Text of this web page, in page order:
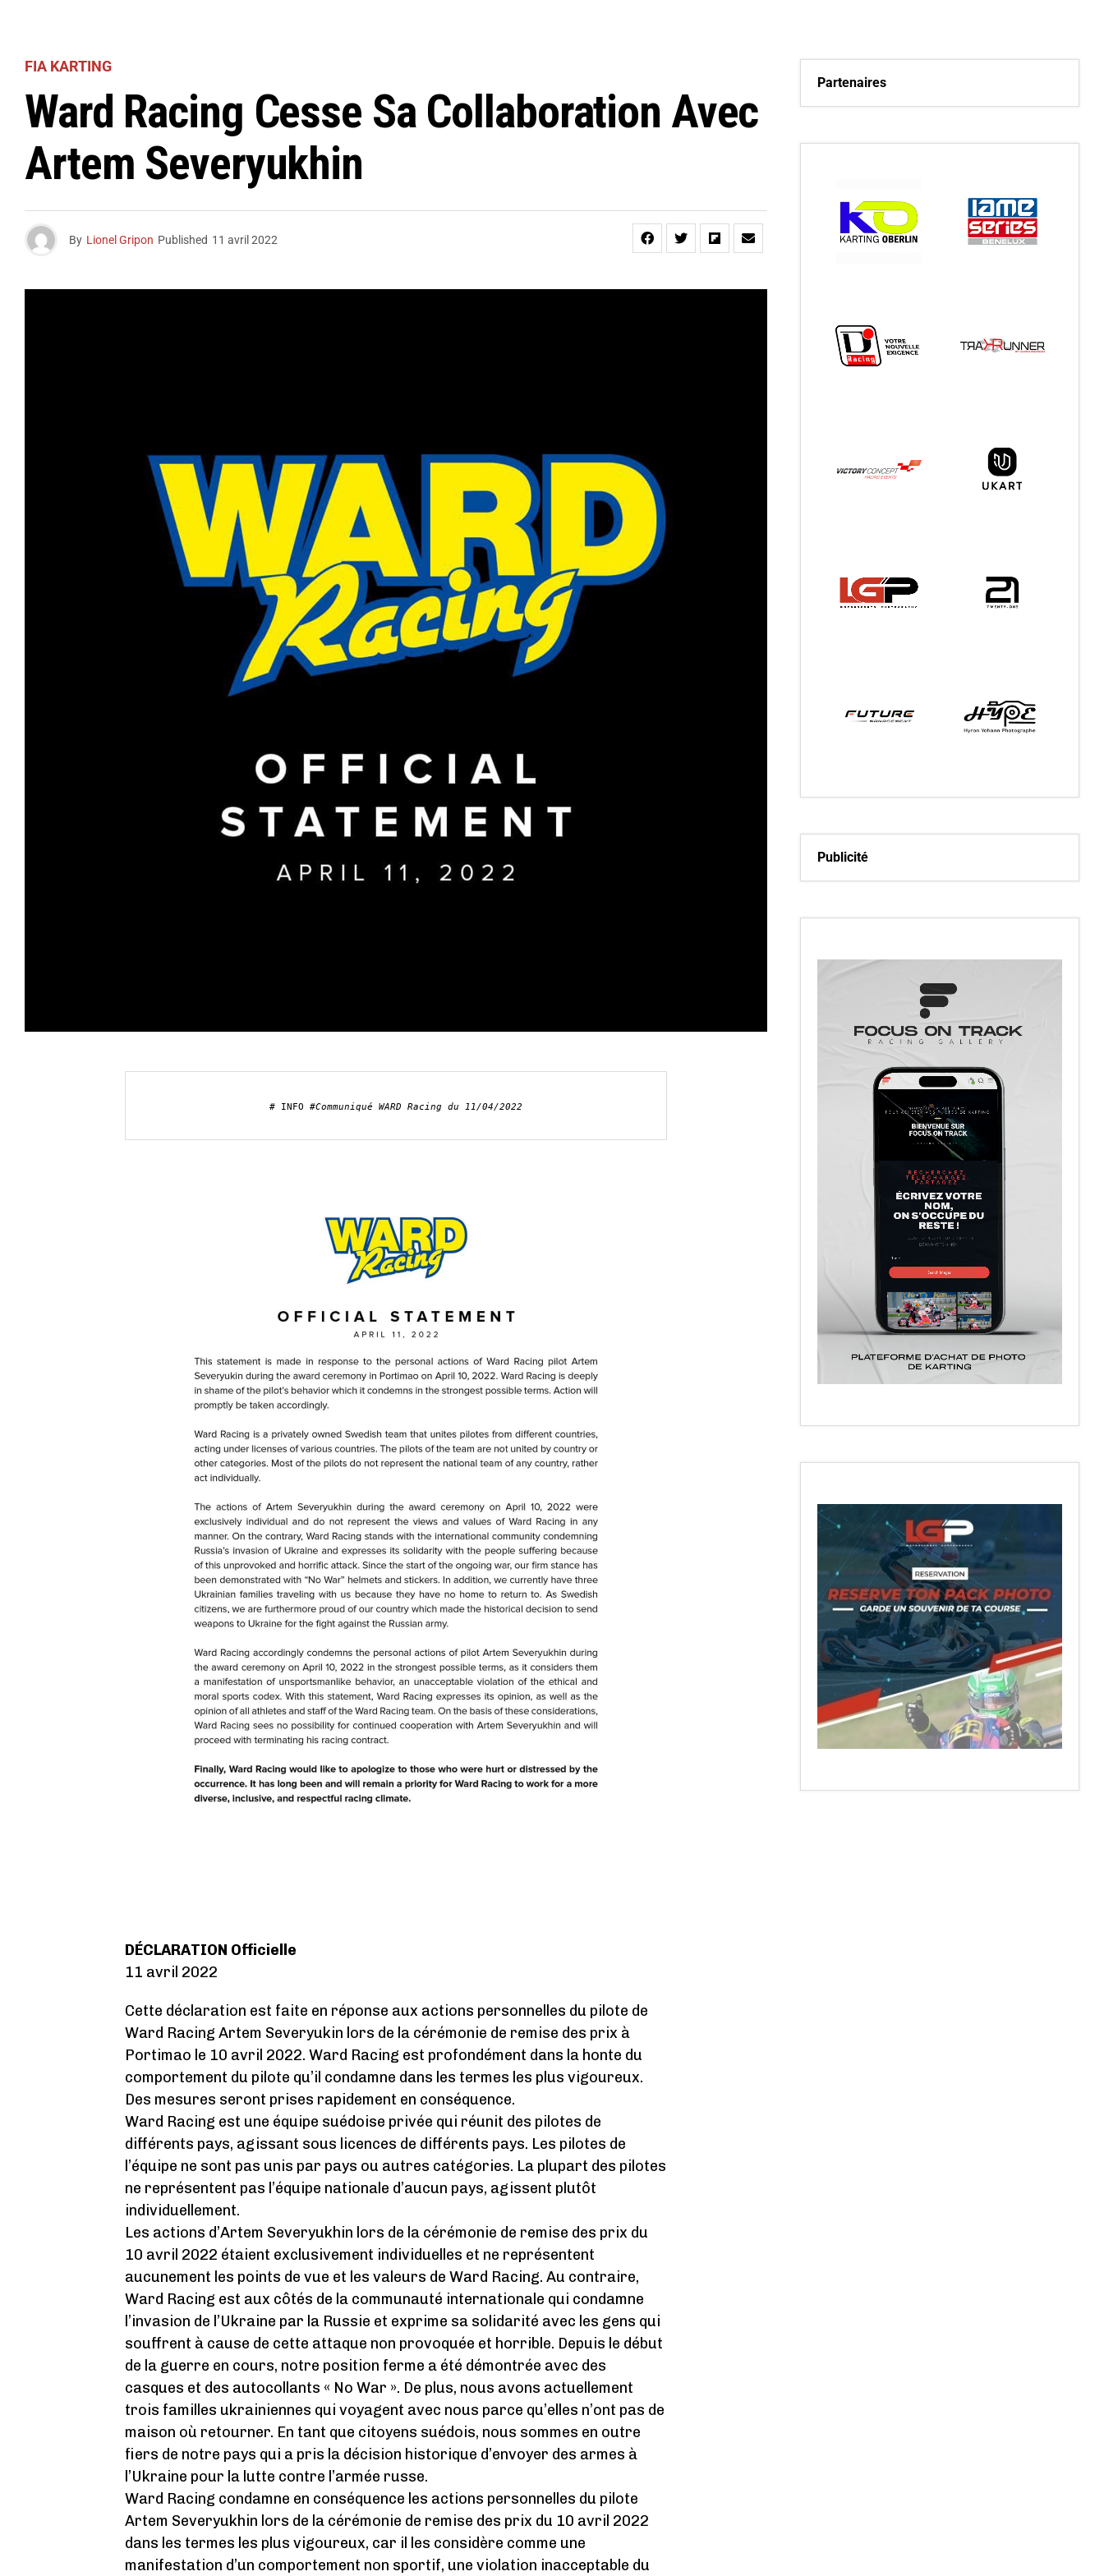
FIA KARTING
Ward Racing Cesse Sa Collaboration Avec
Artem Severyukhin
By Lionel Gripon Published 11 avril 2022
# INFO #Communiqué WARD Racing du 11/04/2022
DÉCLARATION Officielle
11 avril 2022
Cette déclaration est faite en réponse aux actions personnelles du pilote de
Ward Racing Artem Severyukin lors de la cérémonie de remise des prix à
Portimao le 10 avril 2022. Ward Racing est profondément dans la honte du
comportement du pilote qu’il condamne dans les termes les plus vigoureux.
Des mesures seront prises rapidement en conséquence.
Ward Racing est une équipe suédoise privée qui réunit des pilotes de
différents pays, agissant sous licences de différents pays. Les pilotes de
l’équipe ne sont pas unis par pays ou autres catégories. La plupart des pilotes
ne représentent pas l’équipe nationale d’aucun pays, agissent plutôt
individuellement.
Les actions d’Artem Severyukhin lors de la cérémonie de remise des prix du
10 avril 2022 étaient exclusivement individuelles et ne représentent
aucunement les points de vue et les valeurs de Ward Racing. Au contraire,
Ward Racing est aux côtés de la communauté internationale qui condamne
l’invasion de l’Ukraine par la Russie et exprime sa solidarité avec les gens qui
souffrent à cause de cette attaque non provoquée et horrible. Depuis le début
de la guerre en cours, notre position ferme a été démontrée avec des
casques et des autocollants « No War ». De plus, nous avons actuellement
trois familles ukrainiennes qui voyagent avec nous parce qu’elles n’ont pas de
maison où retourner. En tant que citoyens suédois, nous sommes en outre
fiers de notre pays qui a pris la décision historique d’envoyer des armes à
l’Ukraine pour la lutte contre l’armée russe.
Ward Racing condamne en conséquence les actions personnelles du pilote
Artem Severyukhin lors de la cérémonie de remise des prix du 10 avril 2022
dans les termes les plus vigoureux, car il les considère comme une
manifestation d’un comportement non sportif, une violation inacceptable du
Partenaires
Publicité